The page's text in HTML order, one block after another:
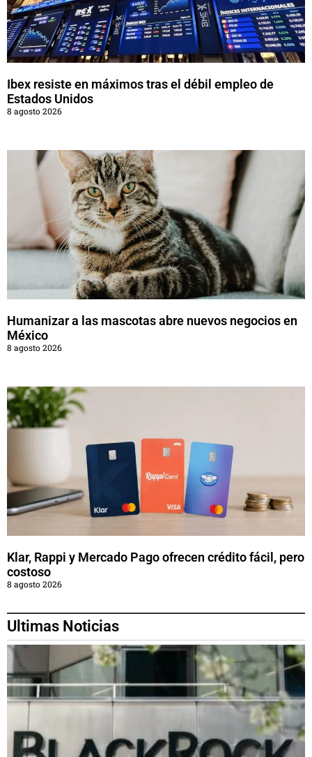
Ibex resiste en máximos tras el débil empleo de
Estados Unidos
8 agosto 2026
Humanizar a las mascotas abre nuevos negocios en
México
8 agosto 2026
Klar, Rappi y Mercado Pago ofrecen crédito fácil, pero
costoso
8 agosto 2026
Ultimas Noticias